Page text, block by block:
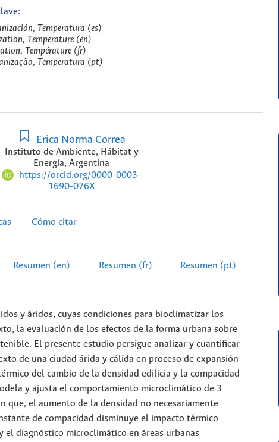
Temperatura (es)
Temperature (en)
Température (fr)
Temperatura (pt)
Erica Norma Correa
Instituto de Ambiente, Hábitat y
Energía, Argentina
https://orcid.org/0000-0003-
1690-076X
Cómo citar
Resumen (en) Resumen (fr) Resumen (pt)
y áridos, cuyas condiciones para bioclimatizar los
la evaluación de los efectos de la forma urbana sobre
El presente estudio persigue analizar y cuantificar
de una ciudad árida y cálida en proceso de expansión
del cambio de la densidad edilicia y la compacidad
y ajusta el comportamiento microclimático de 3
el aumento de la densidad no necesariamente
de compacidad disminuye el impacto térmico
diagnóstico microclimático en áreas urbanas